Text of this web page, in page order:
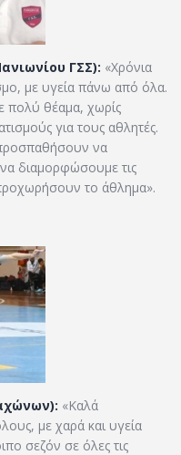
ΓΣΣ): «Χρόνια
με υγεία πάνω από όλα.
πολύ θέαμα, χωρίς
για τους αθλητές.
να
διαμορφώσουμε τις
το άθλημα».
«Καλά
με χαρά και υγεία
σεζόν σε όλες τις